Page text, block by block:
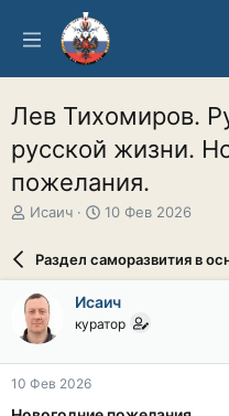
Лев Тихомиров.
русской жизни.
пожелания.
А
о
р
т
е
м
ы
Исаич
Д
а
а
ч
л
10 Фев 2026
Раздел саморазвития в
Исаич
куратор
10 Фев 2026